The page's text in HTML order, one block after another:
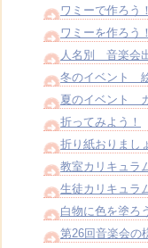
ワミーで作ろう！
ワミーを作ろう！
人名別 音楽会
冬のイベント
夏のイベント
折ってみよう！
折り紙おりまし
教室カリキュラ
生徒カリキュラ
白物に色を塗ろ
第26回音楽会の